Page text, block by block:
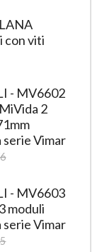
con viti
- MV6602
2
serie Vimar
- MV6603
moduli
serie Vimar